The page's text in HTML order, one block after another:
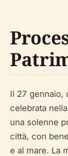
Il 27 gennaio,
celebrata
una solenne
città, con
e al mare. La